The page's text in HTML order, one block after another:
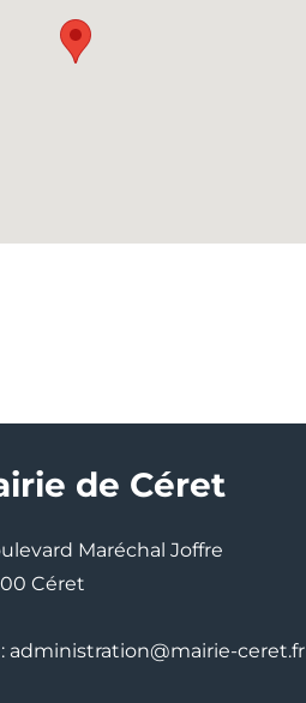
de Céret
Maréchal Joffre
Céret
: administration@mairie-ceret.fr